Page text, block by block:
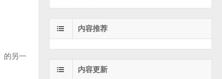
的另一
内容推荐
内容更新